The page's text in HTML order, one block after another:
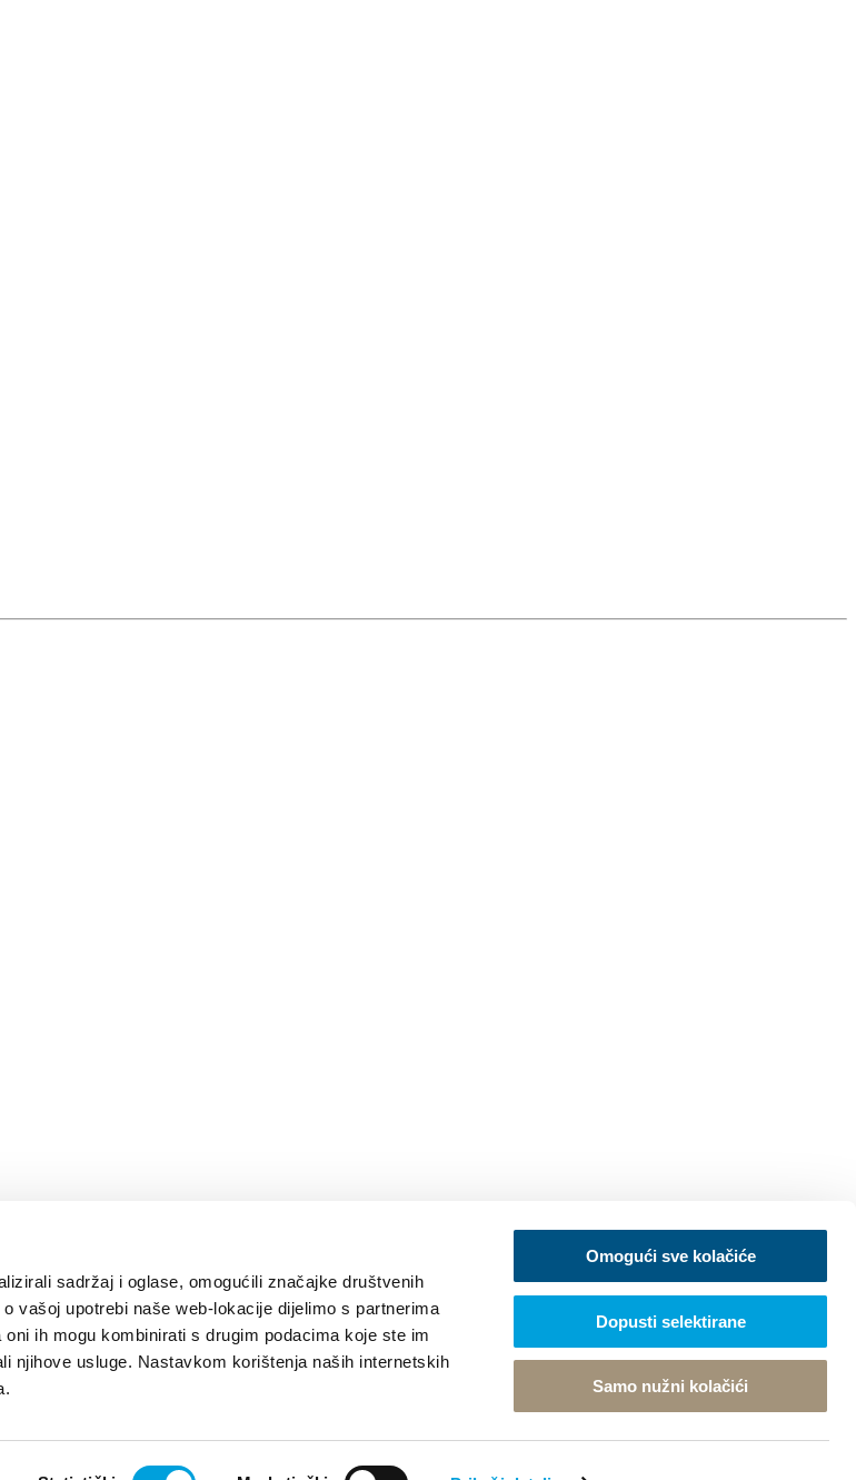
sadržaj i oglase, omogućili značajke društvenih
vašoj upotrebi naše web-lokacije dijelimo s partnerima
ih mogu kombinirati s drugim podacima koje ste im
njihove usluge. Nastavkom korištenja naših internetskih
Omogući sve kolačiće
Dopusti selektirane
Samo nužni kolačići